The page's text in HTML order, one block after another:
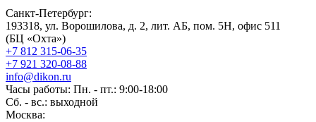
Санкт-Петербург:
193318, ул. Ворошилова, д. 2, лит. АБ, пом. 5Н, офис 511
(БЦ «Охта»)
+7 812 315-06-35
+7 921 320-08-88
info@dikon.ru
Часы работы: Пн. - пт.: 9:00-18:00
Сб. - вс.: выходной
Москва: